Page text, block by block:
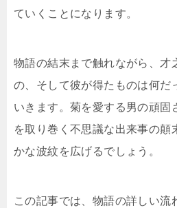
ていくことになります。
物語の結末まで触れながら、才
の、そして彼が得たものは何だ
いきます。菊を愛する男の頑固
を取り巻く不思議な出来事の顛
かな波紋を広げるでしょう。
この記事では、物語の詳しい流